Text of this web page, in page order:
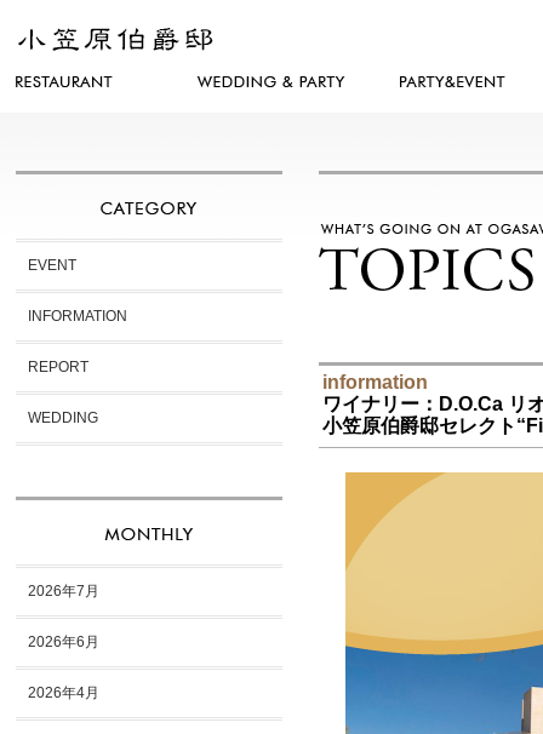
EVENT
INFORMATION
REPORT
WEDDING
2026年7月
2026年6月
2026年4月
information
ワイナリー：D.O.Ca リ
小笠原伯爵邸セレクト